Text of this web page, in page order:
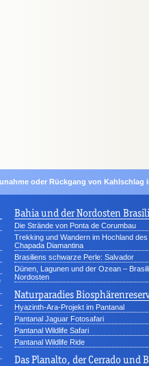
oder Rückgang von Kahlschlag
Bahia und der Nordosten
Die Strände von Ponta de Corumbau
Trekking und Wandern im Hochland
Chapada Diamantina
Brasiliens schwarze Perle: Salvador
Dünen, Lagunen und der Ozean –
Nordosten
Naturparadies
Hyazinth-Ara-Projekt im Pantanal
Pantanal Jaguar Fotosafari
Pantanal Wildlife Safari
Pantanal Wildlife Ride
Das Planalto, der Cerrado und